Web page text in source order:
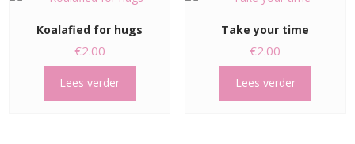
Koalafied for hugs
€2.00
Lees verder
Take your time
€2.00
Lees verder